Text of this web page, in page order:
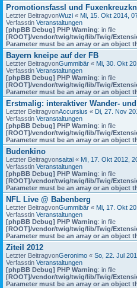
Promotionsfassl und
Letzter BeitragvonWuzi « Mi, 15. Okt 2014,
Verfasstin Veranstaltungen
[phpBB Debug] PHP Warning: in file
[ROOT]/vendor/twig/twig/lib/Twig/
Parameter must be an array or an object
Bayern kneipe auf der FB
Letzter BeitragvonGummibär « Mi, 30. Okt
Verfasstin Veranstaltungen
[phpBB Debug] PHP Warning: in file
[ROOT]/vendor/twig/twig/lib/Twig/
Parameter must be an array or an object
Erstmalig: interaktiver Wander-
Letzter BeitragvonAccursius « Di, 27. Nov
Verfasstin Veranstaltungen
[phpBB Debug] PHP Warning: in file
[ROOT]/vendor/twig/twig/lib/Twig/
Parameter must be an array or an object
Budenkino
Letzter Beitragvonsaitai « Mi, 17. Okt 2012,
Verfasstin Veranstaltungen
[phpBB Debug] PHP Warning: in file
[ROOT]/vendor/twig/twig/lib/Twig/
Parameter must be an array or an object
NFL Live @ Babenberg
Letzter BeitragvonGummibär « Mi, 17. Okt
Verfasstin Veranstaltungen
[phpBB Debug] PHP Warning: in file
[ROOT]/vendor/twig/twig/lib/Twig/
Parameter must be an array or an object
Ziteil 2012
Letzter BeitragvonGeronimo « So, 22. Jul
Verfasstin Veranstaltungen
[phpBB Debug] PHP Warning: in file
[ROOT]/vendor/twig/twig/lib/Twig/
Parameter must be an array or an object